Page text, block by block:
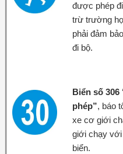
được phép
trừ trường
phải đảm
đi bộ.
Biển số
phép”, báo
xe cơ giới
giới chạy với
biển.